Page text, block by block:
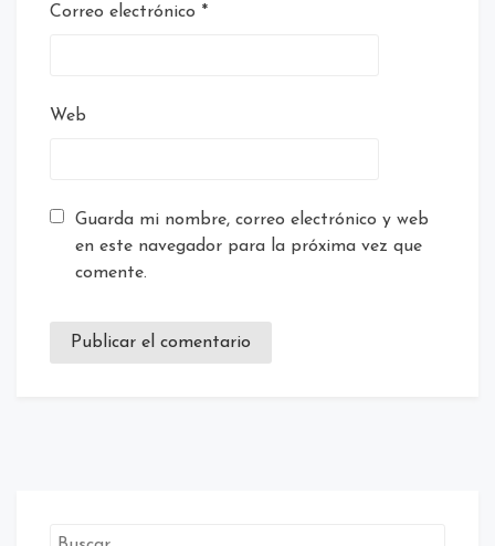
Correo electrónico *
Web
Guarda mi nombre, correo electrónico y web
en este navegador para la próxima vez que
comente.
Buscar: